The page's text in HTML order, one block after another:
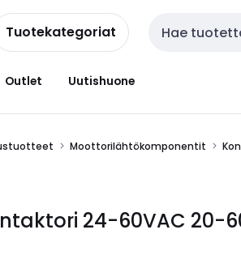
Tuotekategoriat Haku
Outlet Uutishuone
Moottorilähtökomponentit
24-60VAC 20-